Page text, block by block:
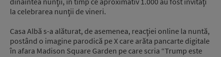
la celebrarea nunţii de vineri.
Casa Albă s-a alăturat, de asemenea, reacţiei online la nuntă,
postând o imagine parodică pe X care arăta pancarte digitale
în afara Madison Square Garden pe care scria “Trump este